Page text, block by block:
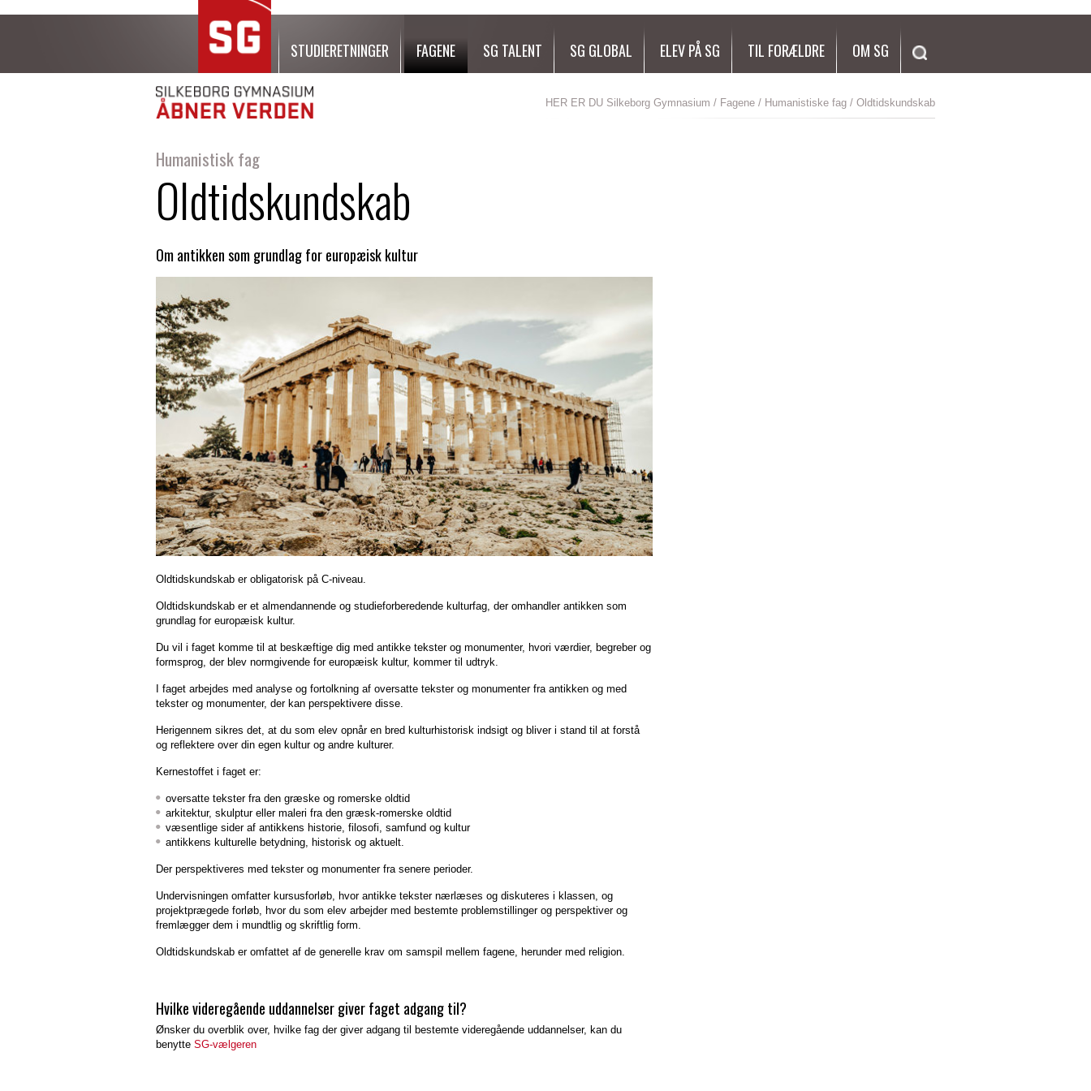
STUDIERETNINGER FAGENE SG TALENT SG GLOBAL ELEV PÅ SG TIL FORÆLDRE OM SG
HER ER DU Silkeborg Gymnasium / Fagene / Humanistiske fag / Oldtidskundskab
Humanistisk fag
Oldtidskundskab
Om antikken som grundlag for europæisk kultur
Oldtidskundskab er obligatorisk på C-niveau.
Oldtidskundskab er et almendannende og studieforberedende kulturfag, der omhandler antikken som
grundlag for europæisk kultur.
Du vil i faget komme til at beskæftige dig med antikke tekster og monumenter, hvori værdier, begreber og
formsprog, der blev normgivende for europæisk kultur, kommer til udtryk.
I faget arbejdes med analyse og fortolkning af oversatte tekster og monumenter fra antikken og med
tekster og monumenter, der kan perspektivere disse.
Herigennem sikres det, at du som elev opnår en bred kulturhistorisk indsigt og bliver i stand til at forstå
og reflektere over din egen kultur og andre kulturer.
Kernestoffet i faget er:
oversatte tekster fra den græske og romerske oldtid
arkitektur, skulptur eller maleri fra den græsk-romerske oldtid
væsentlige sider af antikkens historie, filosofi, samfund og kultur
antikkens kulturelle betydning, historisk og aktuelt.
Der perspektiveres med tekster og monumenter fra senere perioder.
Undervisningen omfatter kursusforløb, hvor antikke tekster nærlæses og diskuteres i klassen, og
projektprægede forløb, hvor du som elev arbejder med bestemte problemstillinger og perspektiver og
fremlægger dem i mundtlig og skriftlig form.
Oldtidskundskab er omfattet af de generelle krav om samspil mellem fagene, herunder med religion.
Hvilke videregående uddannelser giver faget adgang til?
Ønsker du overblik over, hvilke fag der giver adgang til bestemte videregående uddannelser, kan du
benytte SG-vælgeren